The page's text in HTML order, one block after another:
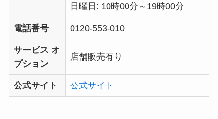
日曜日: 10時00分～19時00分
電話番号 0120-553-010
サービス オ
プション
店舗販売有り
公式サイト 公式サイト